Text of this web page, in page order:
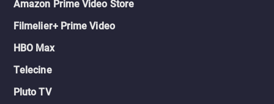
Amazon Prime Video Store
Filmelier+ Prime Video
HBO Max
Telecine
Pluto TV